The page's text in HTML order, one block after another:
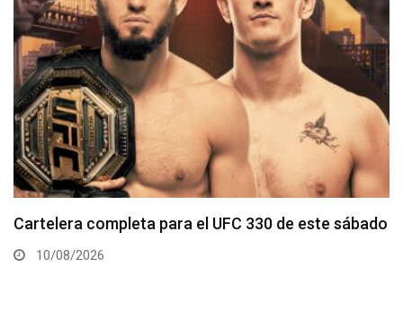
Tommy McMillen enfrenta a prospecto invicto en
Noche UFC 4